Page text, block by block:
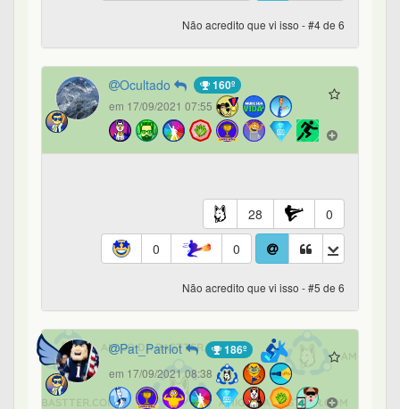
Não acredito que vi isso - #4 de 6
Ocultado 160º
em 17/09/2021 07:55
28
0
0
0
Não acredito que vi isso - #5 de 6
Pat_Patriot 186º
em 17/09/2021 08:38